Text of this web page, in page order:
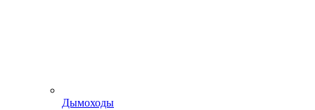
Дымоходы